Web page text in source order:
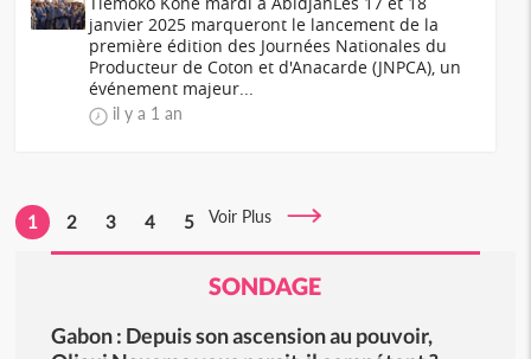
janvier 2025 marqueront le lancement de la
première édition des Journées Nationales du
Producteur de Coton et d'Anacarde (JNPCA), un
événement majeur...
il y a 1 an
1 2 3 4 5 Voir Plus
SONDAGE
Gabon : Depuis son ascension au pouvoir,